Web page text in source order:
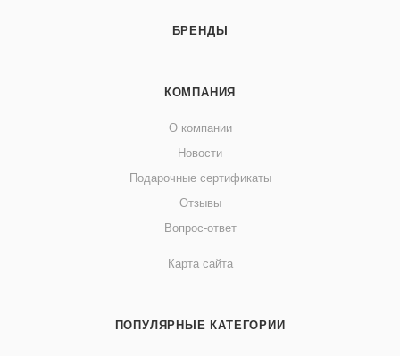
БРЕНДЫ
КОМПАНИЯ
О компании
Новости
Подарочные сертификаты
Отзывы
Вопрос-ответ
Карта сайта
ПОПУЛЯРНЫЕ КАТЕГОРИИ